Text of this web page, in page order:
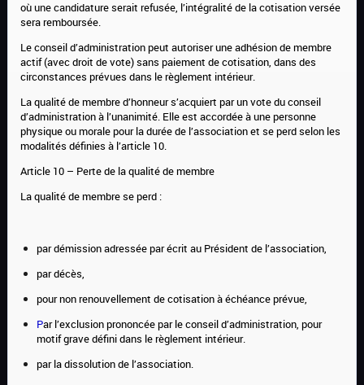
où une candidature serait refusée, l’intégralité de la cotisation versée
sera remboursée.
Le conseil d’administration peut autoriser une adhésion de membre
actif (avec droit de vote) sans paiement de cotisation, dans des
circonstances prévues dans le règlement intérieur.
La qualité de membre d’honneur s’acquiert par un vote du conseil
d’administration à l’unanimité. Elle est accordée à une personne
physique ou morale pour la durée de l’association et se perd selon les
modalités définies à l’article 10.
Article 10 – Perte de la qualité de membre
La qualité de membre se perd :
par démission adressée par écrit au Président de l’association,
par décès,
pour non renouvellement de cotisation à échéance prévue,
Par l’exclusionprononcéepar leconseil d’administration, pour
motif grave défini dans le règlement intérieur.
par la dissolution de l’association.